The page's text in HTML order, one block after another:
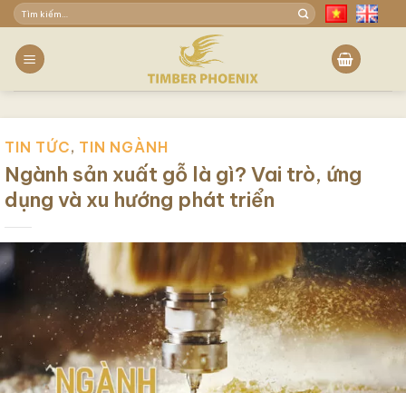
Skip
to
content
Tìm
TIN TỨC, TIN NGÀNH
Ngành sản xuất gỗ là gì? Vai trò, ứng
dụng và xu hướng phát triển